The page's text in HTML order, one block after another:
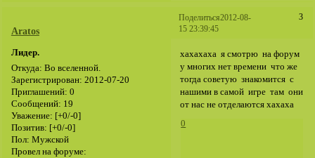
Поделиться 3
2012-08-
15 23:39:45
Aratos
Лидер.
Откуда: Во вселенной.
Зарегистрирован: 2012-07-20
Приглашений: 0
Сообщений: 19
Уважение: [+0/-0]
Позитив: [+0/-0]
Пол: Мужской
Провел на форуме:
хахахаха я смотрю на форум
у многих нет времени что же
тогда советую знакомится с
нашими в самой игре там они
от нас не отделаются хахаха
0